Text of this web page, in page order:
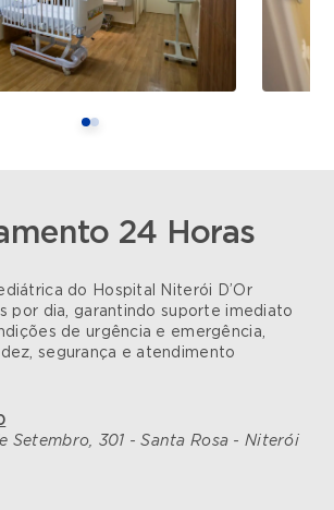
24 Horas
do Hospital Niterói D’Or
por dia, garantindo suporte imediato
de urgência e emergência,
segurança e atendimento
Setembro, 301 - Santa Rosa - Niterói